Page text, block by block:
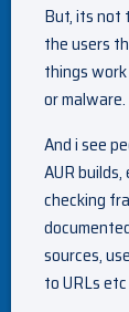
But, its not
the users
things
or malware.
And i see
AUR
checking
sources,
to URLs etc